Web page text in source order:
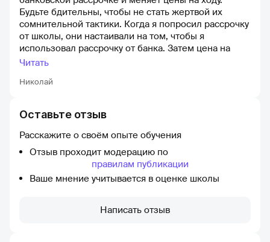
Оставьте отзыв
Расскажите о своём опыте обучения
Отзыв проходит модерацию по
правилам публикации
Ваше мнение учитывается в оценке школы
Написать отзыв
Николай
Будьте бдительны, чтобы не стать жертвой их
сомнительной тактики. Когда я попросил рассрочку
от школы, они настаивали на том, чтобы я
использовал рассрочку от банка. Затем цена на
сайте резко увеличилась, а в конце объявления
поднимают красные флаги и являются признаками
рекомендую иметь дело с этой школой. Их
действия могут привести к расследованию со
стороны правоохранительных органов. Будьте
пытаются обмануть вас.
Читать